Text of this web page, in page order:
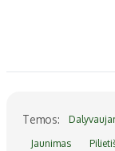
Temos:
Jaunimas